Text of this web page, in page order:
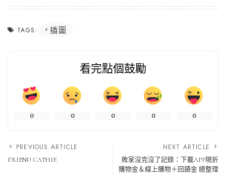
TAGS: 插圖
看完點個鼓勵
0 0 0 0 0
PREVIOUS ARTICLE
FRIEND CATHIE
NEXT ARTICLE
敗家沒完沒了記錄：下載APP現折
購物金＆線上購物＋回饋金 總整理